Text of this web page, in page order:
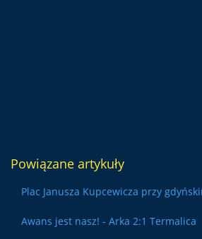
Powiązane artykuły
Plac Janusza Kupcewicza przy
Awans jest nasz! - Arka 2:1 Termalica